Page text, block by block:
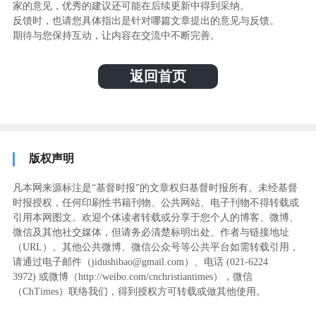
家的意见，优秀的建议还可能在后续更新中得到采纳。
反馈时，也请您具体指出是针对哪篇文章提出的意见与反馈。
期待与您保持互动，让内容在交流中不断完善。
返回首页
版权声明
凡本网来源标注是“基督时报”的文章权归基督时报所有。未经基督
时报授权，任何印刷性书籍刊物、公共网站、电子刊物不得转载或
引用本网图文。欢迎个体读者转载或分享于您个人的博客、微博、
微信及其他社交媒体，但请务必清楚标明出处、作者与链接地址
（URL）。其他公共微博、微信公众号等公共平台如需转载引用，
请通过电子邮件（jidushibao@gmail.com）、电话 (021-6224
3972) ‬或微博（http://weibo.com/cnchristiantimes），微信
（ChTimes）联络我们，得到授权方可转载或做其他使用。